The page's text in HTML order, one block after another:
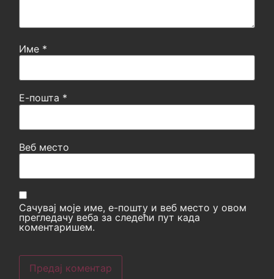
Име *
Е-пошта *
Веб место
Сачувај моје име, е-пошту и веб место у овом
прегледачу веба за следећи пут када
коментаришем.